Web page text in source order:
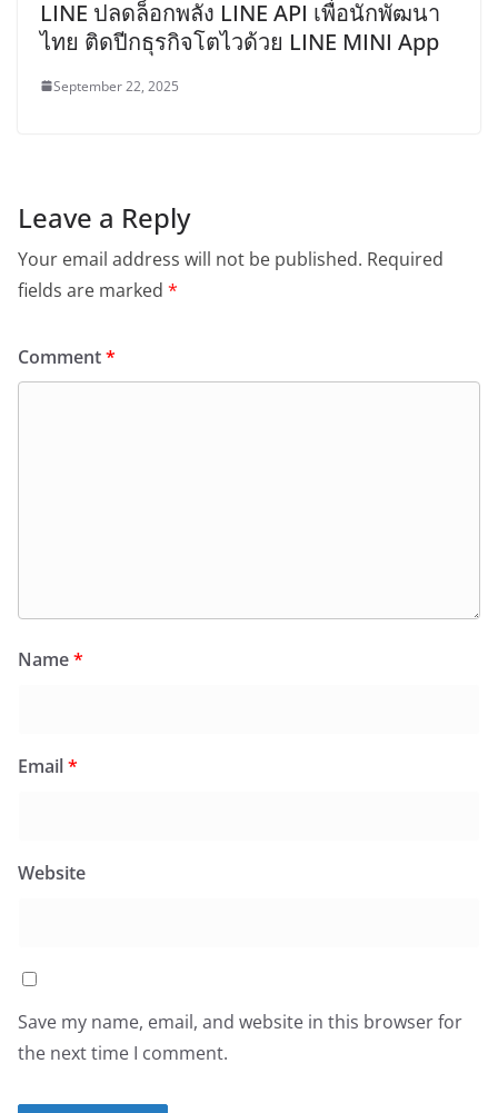
LINE ปลดล็อกพลัง LINE API เพื่อนักพัฒนา
ไทย ติดปีกธุรกิจโตไวด้วย LINE MINI App
September 22, 2025
Leave a Reply
Your email address will not be published. Required
fields are marked *
Comment*
Name*
Email*
Website
Save my name, email, and website in this browser for
the next time I comment.